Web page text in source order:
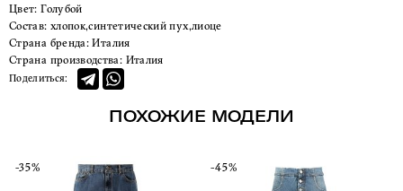
Цвет:
Голубой
Состав: хлопок,синтетический пух,лиоце
Страна бренда: Италия
Страна производства: Италия
Поделиться:
ПОХОЖИЕ МОДЕЛИ
-35% -45%